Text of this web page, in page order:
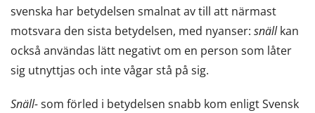
svenska har betydelsen smalnat av till att närmast
motsvara den sista betydelsen, med nyanser: snällkan
också användas lätt negativt om en person som låter
sig utnyttjas och inte vågar stå på sig.
Snäll-som förled i betydelsen snabb kom enligt Svensk